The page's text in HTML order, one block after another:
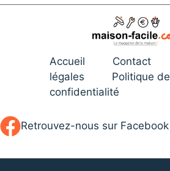
Accueil Contact
légales
Politique de
confidentialité
Retrouvez-nous sur Facebook